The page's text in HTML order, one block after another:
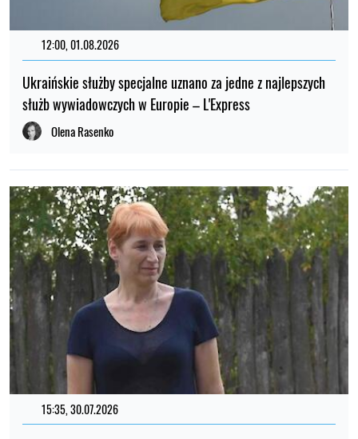
12:00, 01.08.2026
Ukraińskie służby specjalne uznano za jedne z najlepszych
służb wywiadowczych w Europie – L'Express
Olena Rasenko
15:35, 30.07.2026